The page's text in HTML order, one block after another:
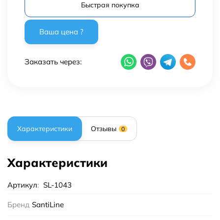
Быстрая покупка
Заказать через:
Характеристики Отзывы 0
Характеристики
Артикул: SL-1043
Бренд SantiLine